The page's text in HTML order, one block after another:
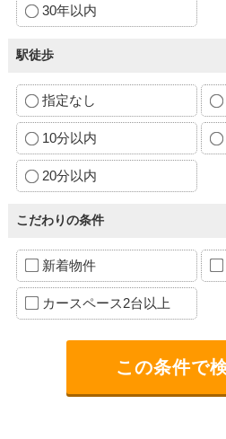
30年以内
駅徒歩
指定なし
10分以内
20分以内
こだわりの条件
新着物件
カースペース2台以上